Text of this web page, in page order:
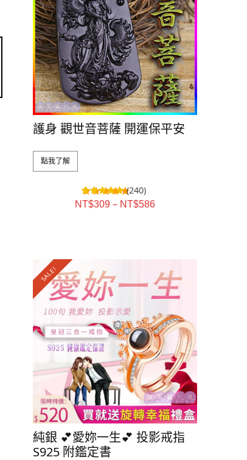
護身 觀世音菩薩 開運保平安
點我了解
(240)
NT$309 – NT$586
SALE!
純銀 💕愛妳一生💕 投影戒指
S925 附鑑定書